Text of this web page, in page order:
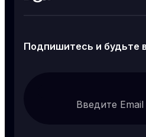
Подпишитесь и будьте
Введите Email